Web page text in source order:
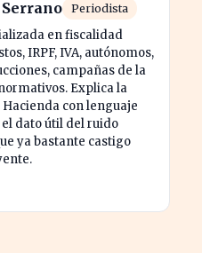
Periodista
en fiscalidad
IRPF, IVA, autónomos,
campañas de la
Explica la
con lenguaje
dato útil del ruido
ya bastante castigo